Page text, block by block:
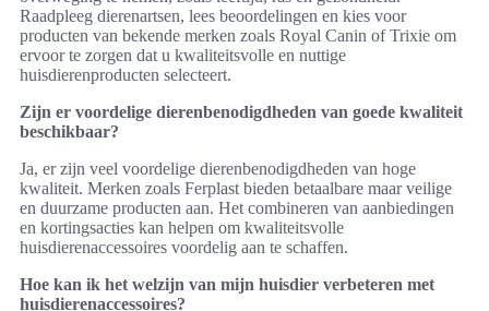
Raadpleeg dierenartsen, lees beoordelingen en kies voor
producten van bekende merken zoals Royal Canin of Trixie om
ervoor te zorgen dat u kwaliteitsvolle en nuttige
huisdierenproducten selecteert.
Zijn er voordelige dierenbenodigdheden van goede kwaliteit
beschikbaar?
Ja, er zijn veel voordelige dierenbenodigdheden van hoge
kwaliteit. Merken zoals Ferplast bieden betaalbare maar veilige
en duurzame producten aan. Het combineren van aanbiedingen
en kortingsacties kan helpen om kwaliteitsvolle
huisdierenaccessoires voordelig aan te schaffen.
Hoe kan ik het welzijn van mijn huisdier verbeteren met
huisdierenaccessoires?